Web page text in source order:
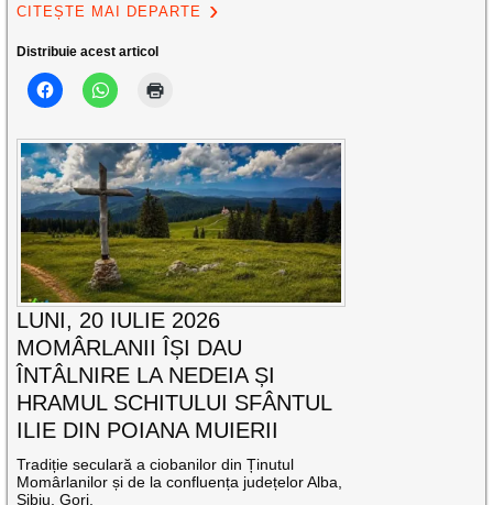
CITEȘTE MAI DEPARTE
Distribuie acest articol
LUNI, 20 IULIE 2026
MOMÂRLANII ÎȘI DAU
ÎNTÂLNIRE LA NEDEIA ȘI
HRAMUL SCHITULUI SFÂNTUL
ILIE DIN POIANA MUIERII
Tradiție seculară a ciobanilor din Ținutul
Momârlanilor și de la confluența județelor Alba,
Sibiu, Gorj,